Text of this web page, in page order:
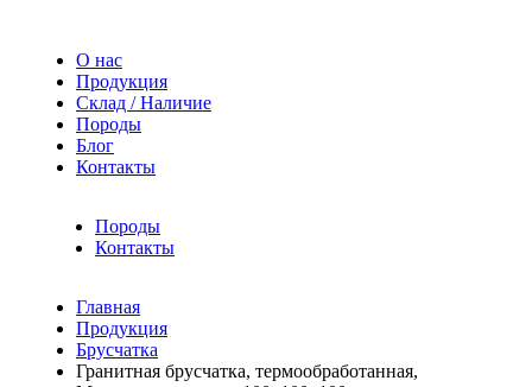
О нас
Продукция
Склад / Наличие
Породы
Блог
Контакты
Породы
Контакты
Главная
Продукция
Брусчатка
Гранитная брусчатка, термообработанная,